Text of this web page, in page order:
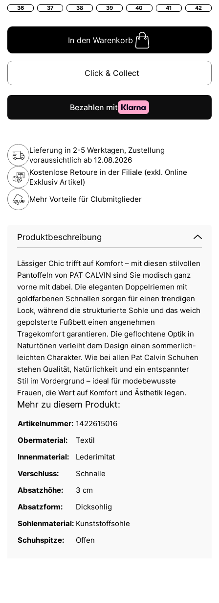
36 37 38 39 40 41 42
In den Warenkorb
Click & Collect
Lieferung in 2-5 Werktagen, Zustellung
voraussichtlich ab 12.08.2026
Kostenlose Retoure in der Filiale (exkl. Online
Exklusiv Artikel)
Mehr Vorteile für Clubmitglieder
Produktbeschreibung
Lässiger Chic trifft auf Komfort – mit diesen stilvollen
Pantoffeln von PAT CALVIN sind Sie modisch ganz
vorne mit dabei. Die eleganten Doppelriemen mit
goldfarbenen Schnallen sorgen für einen trendigen
Look, während die strukturierte Sohle und das weich
gepolsterte Fußbett einen angenehmen
Tragekomfort garantieren. Die geflochtene Optik in
Naturtönen verleiht dem Design einen sommerlich-
leichten Charakter. Wie bei allen Pat Calvin Schuhen
stehen Qualität, Natürlichkeit und ein entspannter
Stil im Vordergrund – ideal für modebewusste
Frauen, die Wert auf Komfort und Ästhetik legen.
Mehr zu diesem Produkt:
Artikelnummer: 1422615016
Obermaterial:
Textil
Innenmaterial:
Lederimitat
Verschluss:
Schnalle
Absatzhöhe:
3 cm
Absatzform:
Dicksohlig
Sohlenmaterial: Kunststoffsohle
Schuhspitze:
Offen